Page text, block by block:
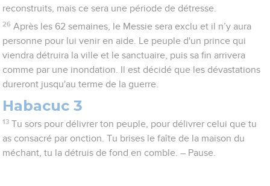
reconstruits, mais ce sera une période de détresse.
26 Après les 62 semaines, le Messie sera exclu et il n’y aura
personne pour lui venir en aide. Le peuple d'un prince qui
viendra détruira la ville et le sanctuaire, puis sa fin arrivera
comme par une inondation. Il est décidé que les dévastations
dureront jusqu'au terme de la guerre.
Habacuc 3
13 Tu sors pour délivrer ton peuple, pour délivrer celui que tu
as consacré par onction. Tu brises le faîte de la maison du
méchant, tu la détruis de fond en comble. – Pause.